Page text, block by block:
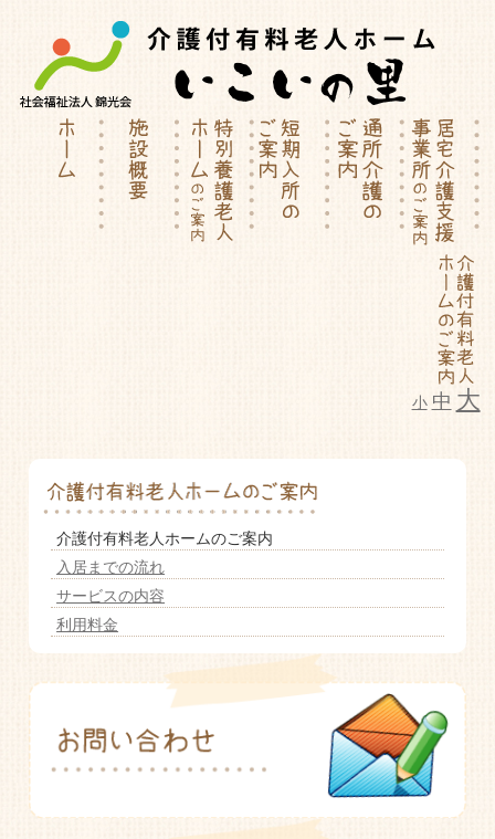
小 中 大
特別養護老人ホーム | 介護付有料
老人ホーム いこいの里
介護付有料老人ホームのご案内
入居までの流れ
サービスの内容
利用料金